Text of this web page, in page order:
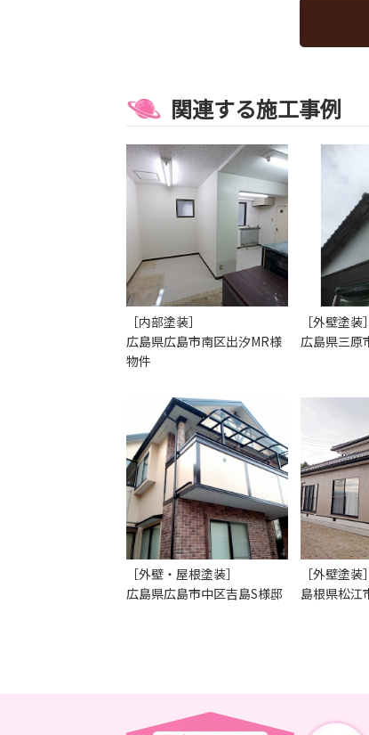
関連する施工事例
［内部塗装］
広島県広島市南区出汐MR様
物件
［外壁塗装］
広島県三原
［外壁・屋根塗装］
広島県広島市中区吉島S様邸
［外壁塗装］
島根県松江